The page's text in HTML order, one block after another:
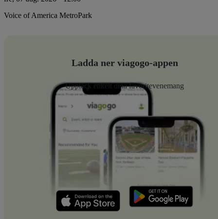
Voice of America MetroPark
Ladda ner viagogo-appen
Upptäck enkelt dina favoritevenemang